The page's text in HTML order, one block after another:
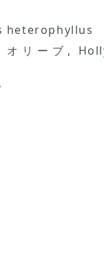
heterophyllus
オリーブ,